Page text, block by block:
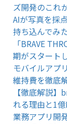
ズ開発のこれ
AIが写真を採
持ち込んでみ
「BRAVE
期がスタート
モバイルアプ
維持費を徹底
【徹底解説
れる理由と1
業務アプリ開